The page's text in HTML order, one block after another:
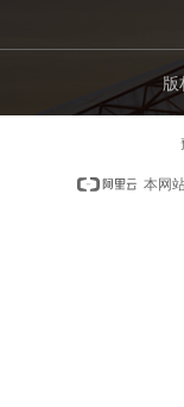
本网